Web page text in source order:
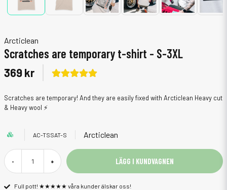
Arcticlean
Scratches are temporary t-shirt - S-3XL
369 kr
Scratches are temporary! And they are easily fixed with Arcticlean Heavy cut
& Heavy wool ⚡️
AC-TSSAT-S Arcticlean
- + LÄGG I KUNDVAGNEN
Full pott! ★★★★★ våra kunder älskar oss!